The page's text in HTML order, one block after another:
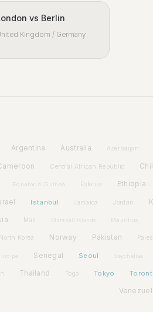
vs Berlin
Kingdom / Germany
Argentina Australia Azerbaijan
Central African Republic
Equatorial Guinea Estonia Ethiopia
Istanbul Jamaica Jordan
Mali Mauritius
North Korea Norway Pakistan
Senegal Seoul Seychelles
Thailand Togo Tokyo